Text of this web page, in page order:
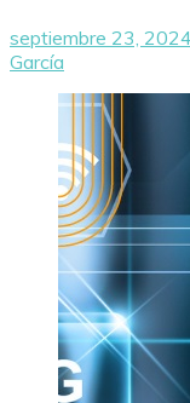
septiembre 23, 2024
García